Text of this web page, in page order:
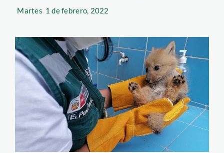
Martes 1 de febrero, 2022